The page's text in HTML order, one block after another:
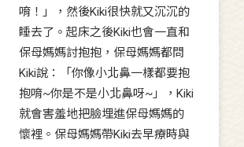
唷！」，然後Kiki很快就又沉沉的
睡去了。起床之後Kiki也會一直和
保母媽媽討抱抱，保母媽媽都問
Kiki說：「你像小北鼻一樣都要抱
抱唷~你是不是小北鼻呀~」，Kiki
就會害羞地把臉埋進保母媽媽的
懷裡。保母媽媽帶Kiki去早療時與